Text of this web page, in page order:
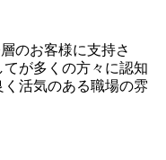
のお客様に支持さ
が多くの方々に認知
活気のある職場の雰